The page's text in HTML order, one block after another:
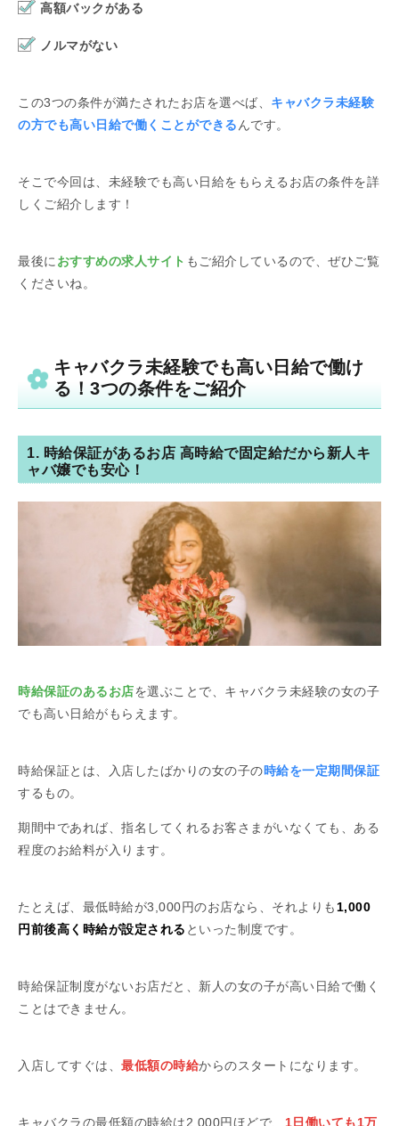
高額バックがある
ノルマがない
この3つの条件が満たされたお店を選べば、 キャバクラ未経験
の方でも高い日給で働くことができるんです。
そこで今回は、未経験でも高い日給をもらえるお店の条件を詳
しくご紹介します！
最後におすすめの求人サイト もご紹介しているので、ぜひご覧
くださいね。
キャバクラ未経験でも高い日給で働け
る！3つの条件をご紹介
1. 時給保証があるお店 高時給で固定給だから新人キ
ャバ嬢でも安心！
時給保証のあるお店を選ぶことで、キャバクラ未経験の女の子
でも高い日給がもらえます。
時給保証とは、入店したばかりの女の子の時給を一定期間保証
するもの。
期間中であれば、指名してくれるお客さまがいなくても、ある
程度のお給料が入ります。
たとえば、最低時給が3,000円のお店なら、それよりも1,000
円前後高く時給が設定される といった制度です。
時給保証制度がないお店だと、新人の女の子が高い日給で働く
ことはできません。
入店してすぐは、 最低額の時給からのスタートになります。
キャバクラの最低額の時給は2,000円ほどで、 1日働いても1万